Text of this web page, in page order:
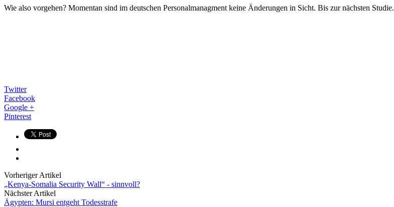
Wie also vorgehen? Momentan sind im deutschen Personalmanagment keine Änderungen in Sicht. Bis zur nächsten Studie.
Twitter
Facebook
Google +
Pinterest
Vorheriger Artikel
„Kenya-Somalia Security Wall“ - sinnvoll?
Nächster Artikel
Ägypten: Mursi entgeht Todesstrafe